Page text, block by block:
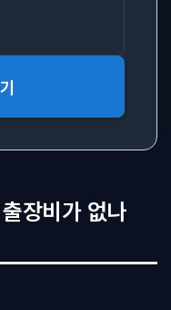
장비가 없나